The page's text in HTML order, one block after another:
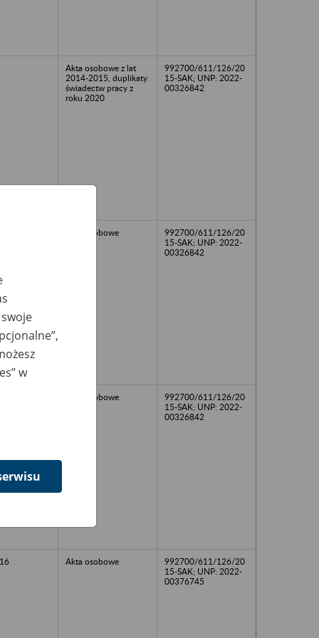
Akta osobowe z lat
2014-2015, duplikaty
świadectw pracy z
roku 2020
992700/611/126/20
15-SAK; UNP: 2022-
00326842
Akta osobowe
992700/611/126/20
15-SAK; UNP: 2022-
00326842
Akta osobowe
992700/611/126/20
15-SAK; UNP: 2022-
00326842
Akta osobowe
992700/611/126/20
15-SAK; UNP: 2022-
00376745
w